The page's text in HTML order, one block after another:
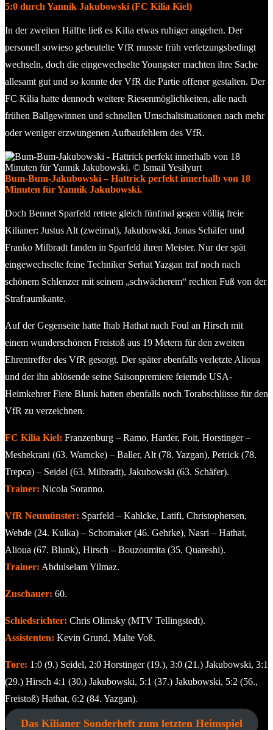
5:0 durch Yannik Jakubowski (FC Kilia Kiel)
In der zweiten Hälfte ließ es Kilia etwas ruhiger angehen. Der
personell sowieso gebeutelte VfR musste früh verletzungsbedingt
wechseln, doch die eingewechselte Youngster machten ihre Sache
allesamt gut und so konnte der VfR die Partie offener gestalten. Der
FC Kilia hatte dennoch weitere Riesenmöglichkeiten, alle nach
frühen Ballgewinnen und schnellen Umschaltsituationen nach mehr
oder weniger erzwungenen Aufbaufehlern des VfR.
Bum-Bum-Jakubowski – Hattrick perfekt innerhalb von 18
Minuten für Yannik Jakubowski.
Doch Bennet Sparfeld rettete gleich fünfmal gegen völlig freie
Kilianer: Justus Alt (zweimal), Jakubowski, Jonas Schäfer und
Franko Milbradt fanden in Sparfeld ihren Meister. Nur der spät
eingewechselte feine Techniker Serhat Yazgan traf noch nach
schönem Schlenzer mit seinem „schwächerem“ rechten Fuß von der
Strafraumkante.
Auf der Gegenseite hatte Ihab Hathat nach Foul an Hirsch mit
einem wunderschönen Freistoß aus 19 Metern für den zweiten
Ehrentreffer des VfR gesorgt. Der später ebenfalls verletzte Alioua
und der ihn ablösende seine Saisonpremiere feiernde USA-
Heimkehrer Fiete Blunk hatten ebenfalls noch Torabschlüsse für den
VfR zu verzeichnen.
FC Kilia Kiel: Franzenburg – Ramo, Harder, Foit, Horstinger –
Meshekrani (63. Warncke) – Baller, Alt (78. Yazgan), Petrick (78.
Trepca) – Seidel (63. Milbradt), Jakubowski (63. Schäfer).
Trainer: Nicola Soranno.
VfR Neumünster: Sparfeld – Kahlcke, Latifi, Christophersen,
Wehde (24. Kulka) – Schomaker (46. Gehrke), Nasri – Hathat,
Alioua (67. Blunk), Hirsch – Bouzoumita (35. Quareshi).
Trainer: Abdulselam Yilmaz.
Zuschauer: 60.
Schiedsrichter: Chris Olimsky (MTV Tellingstedt).
Assistenten: Kevin Grund, Malte Voß.
Tore: 1:0 (9.) Seidel, 2:0 Horstinger (19.), 3:0 (21.) Jakubowski, 3:1
(29.) Hirsch 4:1 (30.) Jakubowski, 5:1 (37.) Jakubowski, 5:2 (56.,
Freistoß) Hathat, 6:2 (84. Yazgan).
Das Kilianer Sonderheft zum letzten Heimspiel